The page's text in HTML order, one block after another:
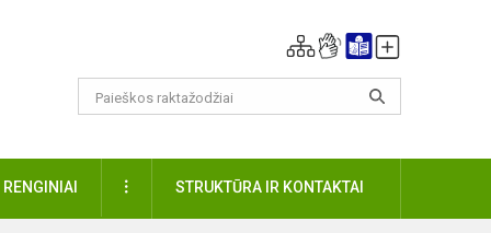
RENGINIAI DAUGIAUSTRUKTŪRA IR KONTAKTAI